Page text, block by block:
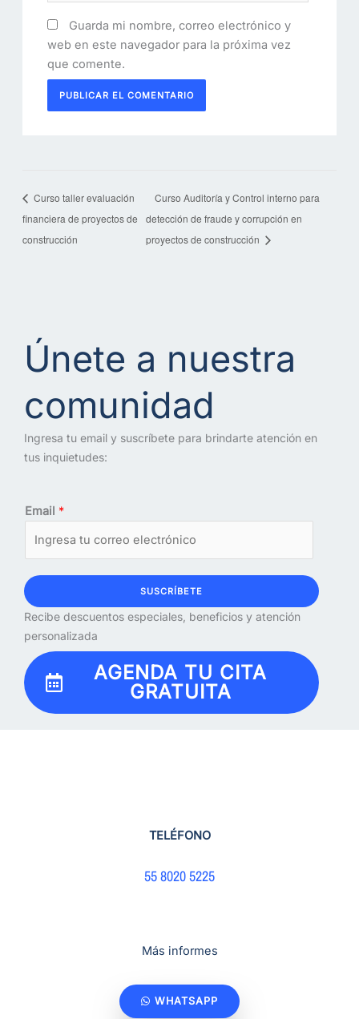
Guarda mi nombre, correo electrónico y
web en este navegador para la próxima vez
que comente.
Curso taller evaluación
financiera de proyectos de
construcción
Curso Auditoría y Control interno para
detección de fraude y corrupción en
proyectos de construcción
Únete a nuestra
comunidad
Ingresa tu email y suscríbete para brindarte atención en
tus inquietudes:
Email *
SUSCRÍBETE
Recibe descuentos especiales, beneficios y atención
personalizada
AGENDA TU CITA
GRATUITA
TELÉFONO
55 8020 5225
Más informes
WHATSAPP